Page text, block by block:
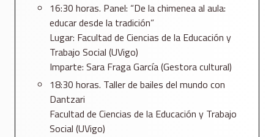
16:30 horas. Panel: “De la chimenea al aula:
educar desde la tradición”
Lugar: Facultad de Ciencias de la Educación y
Trabajo Social (UVigo)
Imparte: Sara Fraga García (Gestora cultural)
18:30 horas. Taller de bailes del mundo con
Dantzari
Facultad de Ciencias de la Educación y Trabajo
Social (UVigo)